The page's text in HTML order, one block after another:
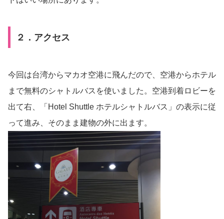
２．アクセス
今回は台湾からマカオ空港に飛んだので、空港からホテル
まで無料のシャトルバスを使いました。空港到着ロビーを
出て右、「Hotel Shuttle ホテルシャトルバス」の表示に従
って進み、そのまま建物の外に出ます。